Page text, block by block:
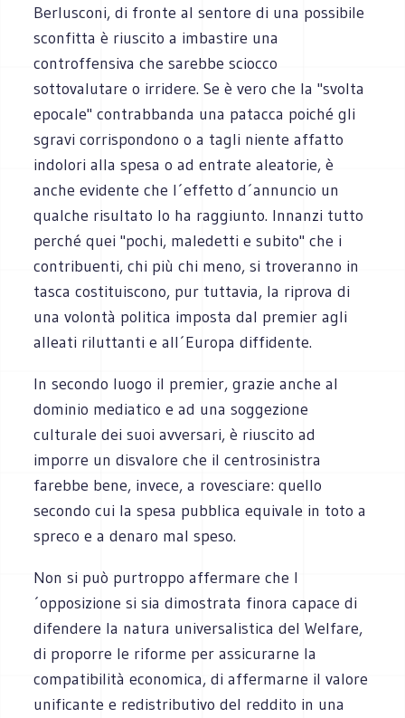
Berlusconi, di fronte al sentore di una possibile
sconfitta è riuscito a imbastire una
controffensiva che sarebbe sciocco
sottovalutare o irridere. Se è vero che la "svolta
epocale" contrabbanda una patacca poiché gli
sgravi corrispondono o a tagli niente affatto
indolori alla spesa o ad entrate aleatorie, è
anche evidente che l´effetto d´annuncio un
qualche risultato lo ha raggiunto. Innanzi tutto
perché quei "pochi, maledetti e subito" che i
contribuenti, chi più chi meno, si troveranno in
tasca costituiscono, pur tuttavia, la riprova di
una volontà politica imposta dal premier agli
alleati riluttanti e all´Europa diffidente.
In secondo luogo il premier, grazie anche al
dominio mediatico e ad una soggezione
culturale dei suoi avversari, è riuscito ad
imporre un disvalore che il centrosinistra
farebbe bene, invece, a rovesciare: quello
secondo cui la spesa pubblica equivale in toto a
spreco e a denaro mal speso.
Non si può purtroppo affermare che l
´opposizione si sia dimostrata finora capace di
difendere la natura universalistica del Welfare,
di proporre le riforme per assicurarne la
compatibilità economica, di affermarne il valore
unificante e redistributivo del reddito in una